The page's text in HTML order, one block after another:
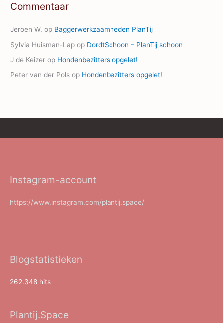
Commentaar
Jeroen W. op Baggerwerkzaamheden PlanTij
Sylvia Huisman-Lap op DordtSchoon – PlanTij schoon
J de Keizer op Hondenbezitters opgelet!
Peter van der Pols op Hondenbezitters opgelet!
Instagram-account
https://www.instagram.com/plantij.space/
Blogstatistieken
262.348 hits
Plantij.Space